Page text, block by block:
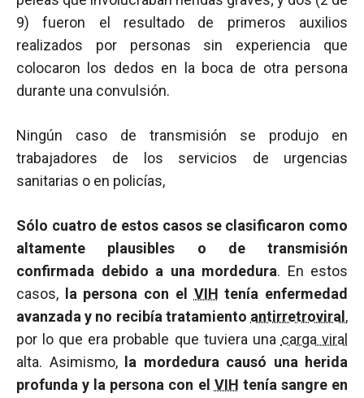
9) fueron el resultado de primeros auxilios
realizados por personas sin experiencia que
colocaron los dedos en la boca de otra persona
durante una convulsión.
Ningún caso de transmisión se produjo en
trabajadores de los servicios de urgencias
sanitarias o en policías,
Sólo cuatro de estos casos se clasificaron como
altamente plausibles o de transmisión
confirmada debido a una mordedura. En estos
casos,
la persona con el VIH tenía enfermedad
avanzada y no recibía tratamiento antirretroviral ,
por lo que era probable que tuviera una carga viral
alta. Asimismo,
la mordedura causó una herida
profunda y la persona con el VIH tenía sangre en